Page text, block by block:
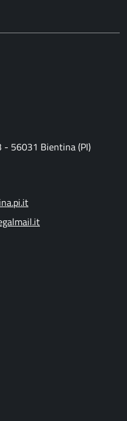
- 56031 Bientina (PI)